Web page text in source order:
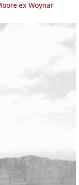
ex Woynar